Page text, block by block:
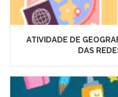
ATIVIDADE DE
DAS